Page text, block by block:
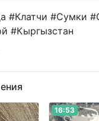
#Клатчи #Сумки
#Кыргызстан
16:53